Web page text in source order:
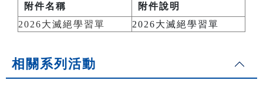
附件名稱
附件說明
2026大滅絕學習單
2026大滅絕學習單
相關系列活動